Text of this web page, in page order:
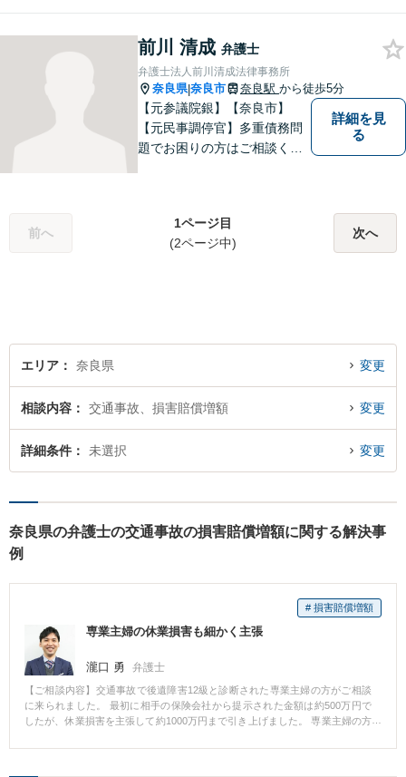
護士】地域密着型のアットホ
ームなリーガルサービスをご
提供させていただきます。
前川 清成 弁護士
弁護士法人前川清成法律事務所
奈良県|奈良市 奈良駅 から徒歩5分
【元参議院銀】【奈良市】
【元民事調停官】多重債務問
題でお困りの方はご相談くだ
たら、一度ご相談ください。
詳細を見
る
前へ
1ページ目
(2ページ中)
次へ
エリア 奈良県 変更
相談内容 交通事故、損害賠償増額 変更
詳細条件 未選択 変更
奈良県の弁護士の交通事故の損害賠償増額に関する解決事
例
# 損害賠償増額
専業主婦の休業損害も細かく主張
瀧口 勇 弁護士
【ご相談内容】交通事故で後遺障害12級と診断された専業主婦の方がご相談
に来られました。 最初に相手の保険会社から提示された金額は約500万円で
したが、休業損害を主張して約1000万円まで引き上げました。 専業主婦の方
できます。 しかし、そのためには具体的なヒアリングが必要です。 この事例